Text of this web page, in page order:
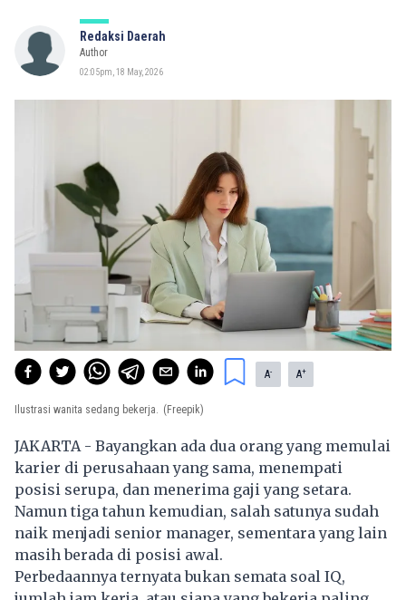
Redaksi Daerah
Author
02:05pm, 18 May, 2026
A- A+
Ilustrasi wanita sedang bekerja. (Freepik)
JAKARTA - Bayangkan ada dua orang yang memulai
karier di perusahaan yang sama, menempati
posisi serupa, dan menerima gaji yang setara.
Namun tiga tahun kemudian, salah satunya sudah
naik menjadi senior manager, sementara yang lain
masih berada di posisi awal.
Perbedaannya ternyata bukan semata soal IQ,